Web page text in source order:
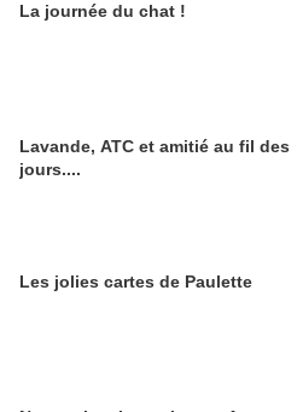
La journée du chat !
Lavande, ATC et amitié au fil des
jours....
Les jolies cartes de Paulette